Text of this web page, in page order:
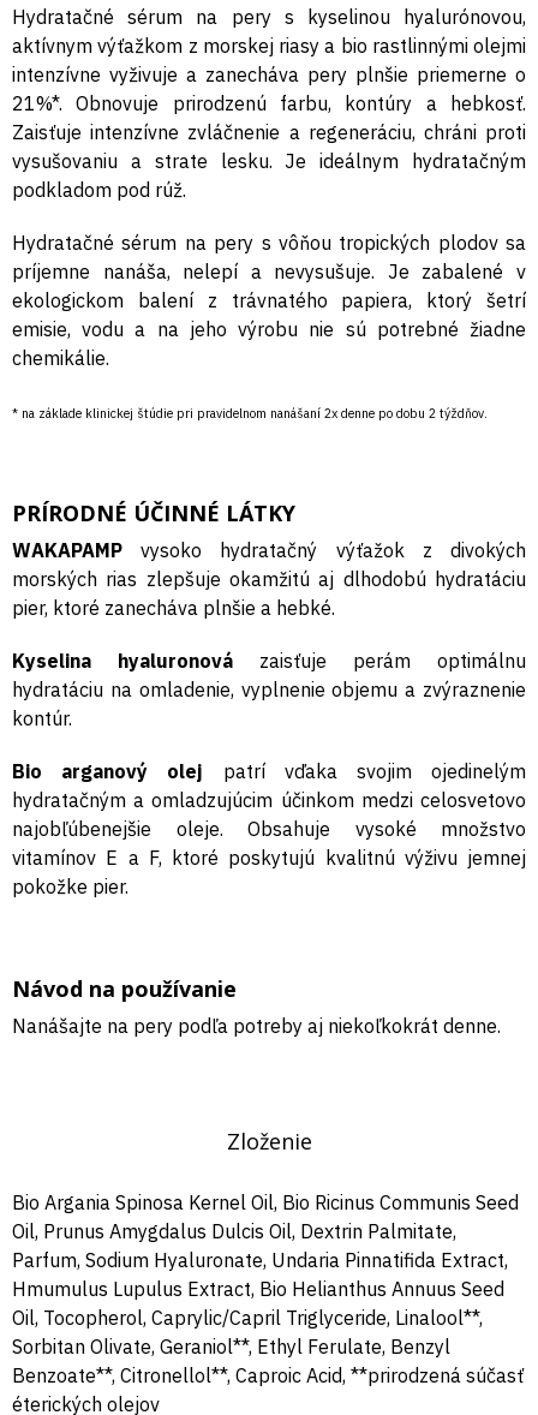
Hydratačné sérum na pery s kyselinou hyalurónovou,
aktívnym výťažkom z morskej riasy a bio rastlinnými olejmi
intenzívne vyživuje a zanecháva pery plnšie priemerne o
21%*. Obnovuje prirodzenú farbu, kontúry a hebkosť.
Zaisťuje intenzívne zvláčnenie a regeneráciu, chráni proti
vysušovaniu a strate lesku. Je ideálnym hydratačným
podkladom pod rúž.
Hydratačné sérum na pery s vôňou tropických plodov sa
príjemne nanáša, nelepí a nevysušuje. Je zabalené v
ekologickom balení z trávnatého papiera, ktorý šetrí
emisie, vodu a na jeho výrobu nie sú potrebné žiadne
chemikálie.
* na základe klinickej štúdie pri pravidelnom nanášaní 2x denne po dobu 2 týždňov.
PRÍRODNÉ ÚČINNÉ LÁTKY
WAKAPAMP vysoko hydratačný výťažok z divokých
morských rias zlepšuje okamžitú aj dlhodobú hydratáciu
pier, ktoré zanecháva plnšie a hebké.
Kyselina hyaluronová zaisťuje perám optimálnu
hydratáciu na omladenie, vyplnenie objemu a zvýraznenie
kontúr.
Bio arganový olej patrí vďaka svojim ojedinelým
hydratačným a omladzujúcim účinkom medzi celosvetovo
najobľúbenejšie oleje. Obsahuje vysoké množstvo
vitamínov E a F, ktoré poskytujú kvalitnú výživu jemnej
pokožke pier.
Návod na používanie
Nanášajte na pery podľa potreby aj niekoľkokrát denne.
Zloženie
Bio Argania Spinosa Kernel Oil, Bio Ricinus Communis Seed
Oil, Prunus Amygdalus Dulcis Oil, Dextrin Palmitate,
Parfum, Sodium Hyaluronate, Undaria Pinnatifida Extract,
Hmumulus Lupulus Extract, Bio Helianthus Annuus Seed
Oil, Tocopherol, Caprylic/Capril Triglyceride, Linalool**,
Sorbitan Olivate, Geraniol**, Ethyl Ferulate, Benzyl
Benzoate**, Citronellol**, Caproic Acid, **prirodzená súčasť
éterických olejov